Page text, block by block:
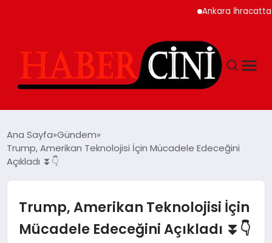
Ankara İhracatta
YAŞAM
GÜNCEL
TEKNOLOJI
Ana Sayfa Gündem
Trump, Amerikan Teknolojisi İçin Mücadele Edeceğini
Açıkladı ⏬👇
Trump, Amerikan Teknolojisi İçin
Mücadele Edeceğini Açıkladı ⏬👇